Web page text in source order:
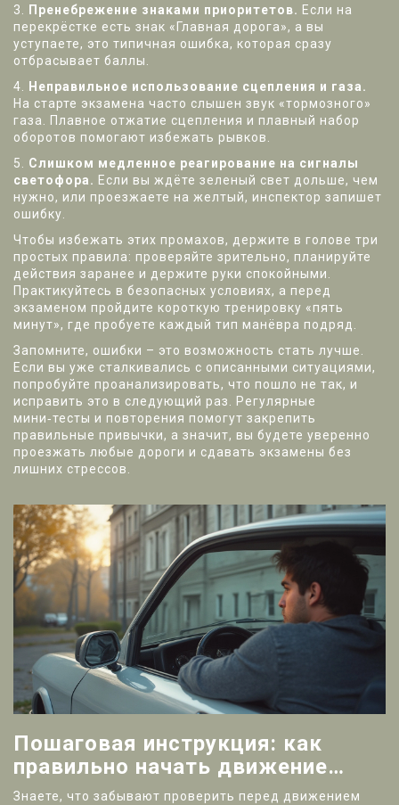
3.
Пренебрежение знаками приоритетов. Если на
перекрёстке есть знак «Главная дорога», а вы
уступаете, это типичная ошибка, которая сразу
отбрасывает баллы.
4.
Неправильное использование сцепления и газа.
На старте экзамена часто слышен звук «тормозного»
газа. Плавное отжатие сцепления и плавный набор
оборотов помогают избежать рывков.
5. Слишком медленное реагирование на сигналы
светофора. Если вы ждёте зеленый свет дольше, чем
нужно, или проезжаете на желтый, инспектор запишет
ошибку.
Чтобы избежать этих промахов, держите в голове три
простых правила: проверяйте зрительно, планируйте
действия заранее и держите руки спокойными.
Практикуйтесь в безопасных условиях, а перед
экзаменом пройдите короткую тренировку «пять
минут», где пробуете каждый тип манёвра подряд.
Запомните, ошибки – это возможность стать лучше.
Если вы уже сталкивались с описанными ситуациями,
попробуйте проанализировать, что пошло не так, и
исправить это в следующий раз. Регулярные
мини‑тесты и повторения помогут закрепить
правильные привычки, а значит, вы будете уверенно
проезжать любые дороги и сдавать экзамены без
лишних стрессов.
Пошаговая инструкция: как
правильно начать движение
задним ходом на автомобиле
Знаете, что забывают проверить перед движением